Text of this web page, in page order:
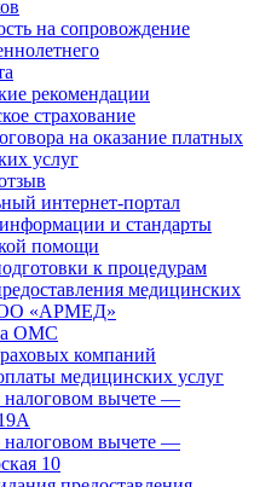
на сопровождение
рекомендации
страхование
на оказание платных
услуг
интернет-портал
и стандарты
помощи
к процедурам
медицинских
«АРМЕД»
ОМС
компаний
медицинских услуг
налоговом вычете —
налоговом вычете —
10